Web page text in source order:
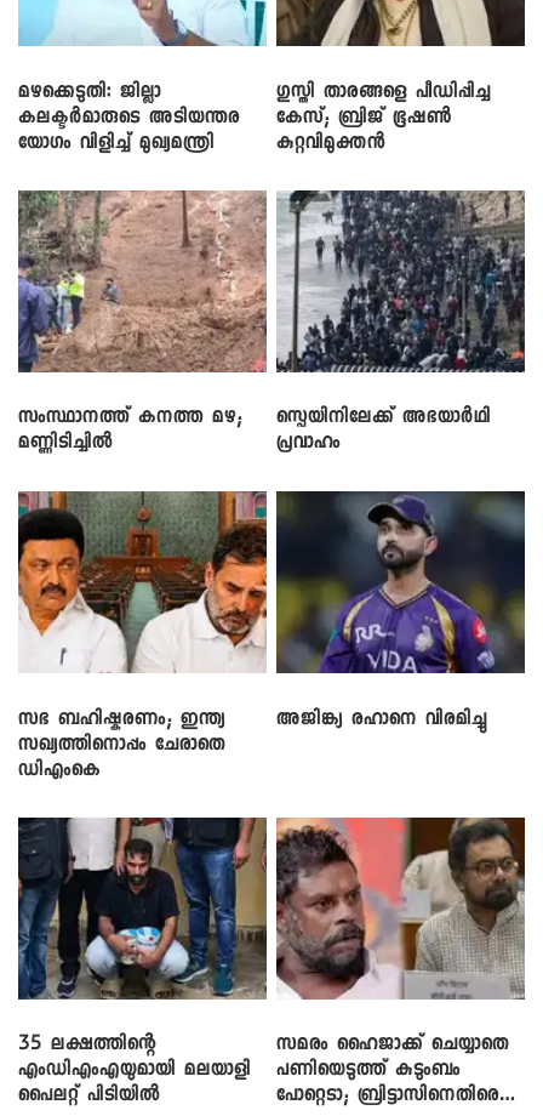
മഴക്കെടുതി: ജില്ലാ
കലക്ടർമാരുടെ അടിയന്തര
യോഗം വിളിച്ച് മുഖ്യമന്ത്രി
​ഗുസ്തി താരങ്ങളെ പീഡിപ്പിച്ച
കേസ്; ബ്രിജ് ഭൂഷൺ
കുറ്റവിമുക്തൻ
സംസ്ഥാനത്ത് കനത്ത മഴ;
മണ്ണിടിച്ചിൽ
സ്പെയിനിലേക്ക് അഭയാർഥി
പ്രവാഹം
സഭ ബഹിഷ്കരണം; ഇന്ത്യ
സഖ്യത്തിനൊപ്പം ചേരാതെ
ഡിഎംകെ
അജിങ്ക്യ രഹാനെ വിരമിച്ചു
35 ലക്ഷത്തിന്റെ
എംഡിഎംഎയുമായി മലയാളി
പൈലറ്റ് പിടിയിൽ
സമരം ഹൈജാക്ക് ചെയ്യാതെ
പണിയെടുത്ത് കുടുംബം
പോറ്റെടാ; ബ്രിട്ടാസിനെതിരെ